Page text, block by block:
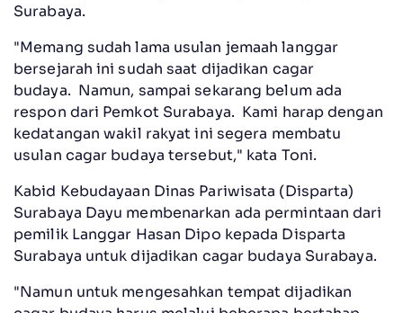
Surabaya.
"Memang sudah lama usulan jemaah langgar
bersejarah ini sudah saat dijadikan cagar
budaya. Namun, sampai sekarang belum ada
respon dari Pemkot Surabaya. Kami harap dengan
kedatangan wakil rakyat ini segera membatu
usulan cagar budaya tersebut," kata Toni.
Kabid Kebudayaan Dinas Pariwisata (Disparta)
Surabaya Dayu membenarkan ada permintaan dari
pemilik Langgar Hasan Dipo kepada Disparta
Surabaya untuk dijadikan cagar budaya Surabaya.
"Namun untuk mengesahkan tempat dijadikan